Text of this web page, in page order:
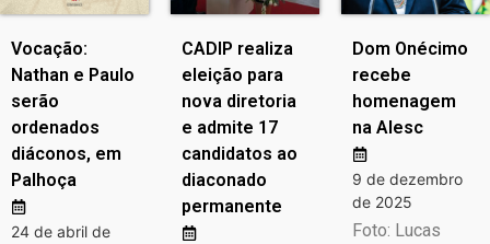
Vocação:
Nathan e Paulo
serão
ordenados
diáconos, em
Palhoça
24 de abril de
CADIP realiza
eleição para
nova diretoria
e admite 17
candidatos ao
diaconado
permanente
Dom Onécimo
recebe
homenagem
na Alesc
9 de dezembro
de 2025
Foto: Lucas